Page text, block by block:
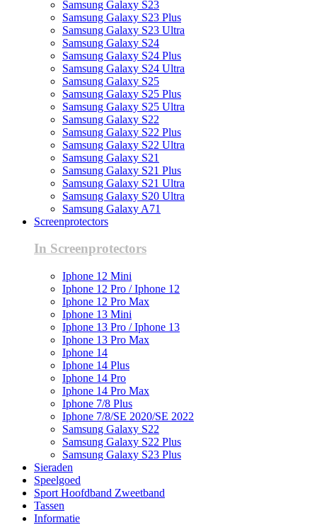
Samsung Galaxy S23
Samsung Galaxy S23 Plus
Samsung Galaxy S23 Ultra
Samsung Galaxy S24
Samsung Galaxy S24 Plus
Samsung Galaxy S24 Ultra
Samsung Galaxy S25
Samsung Galaxy S25 Plus
Samsung Galaxy S25 Ultra
Samsung Galaxy S22
Samsung Galaxy S22 Plus
Samsung Galaxy S22 Ultra
Samsung Galaxy S21
Samsung Galaxy S21 Plus
Samsung Galaxy S21 Ultra
Samsung Galaxy S20 Ultra
Samsung Galaxy A71
Screenprotectors
In Screenprotectors
Iphone 12 Mini
Iphone 12 Pro / Iphone 12
Iphone 12 Pro Max
Iphone 13 Mini
Iphone 13 Pro / Iphone 13
Iphone 13 Pro Max
Iphone 14
Iphone 14 Plus
Iphone 14 Pro
Iphone 14 Pro Max
Iphone 7/8 Plus
Iphone 7/8/SE 2020/SE 2022
Samsung Galaxy S22
Samsung Galaxy S22 Plus
Samsung Galaxy S23 Plus
Sieraden
Speelgoed
Sport Hoofdband Zweetband
Tassen
Informatie